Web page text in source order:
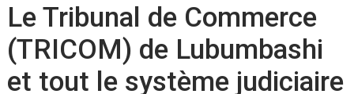
Le Tribunal de Commerce
(TRICOM) de Lubumbashi
et tout le système judiciaire